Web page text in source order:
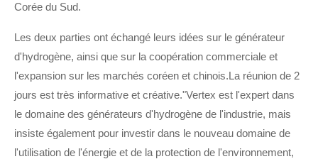
Corée du Sud.
Les deux parties ont échangé leurs idées sur le générateur
d'hydrogène, ainsi que sur la coopération commerciale et
l'expansion sur les marchés coréen et chinois.La réunion de 2
jours est très informative et créative."Vertex est l'expert dans
le domaine des générateurs d'hydrogène de l'industrie, mais
insiste également pour investir dans le nouveau domaine de
l'utilisation de l'énergie et de la protection de l'environnement,